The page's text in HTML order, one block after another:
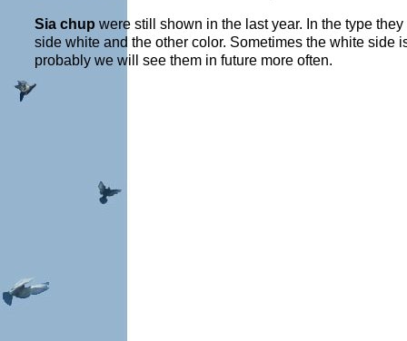
Sia chup were still shown in the last year. In the type
side white and the other color. Sometimes the white side
probably we will see them in future more often.